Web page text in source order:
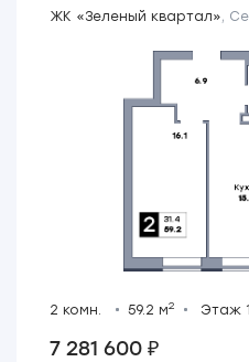
ЖК «Зеленый квартал»,
2 комн. 59.2 м2 Этаж
7 281 600 ₽